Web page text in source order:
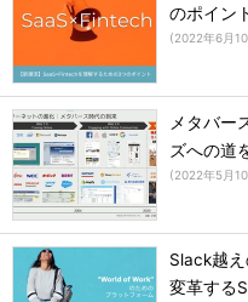
のポイン
(2022年6月
メタバー
ズへの道
(2022年5月
Slack越
変革する